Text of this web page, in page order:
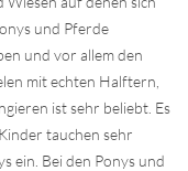
und Pferde
und vor allem den
mit echten Halftern,
ist sehr beliebt. Es
tauchen sehr
ein. Bei den Ponys und